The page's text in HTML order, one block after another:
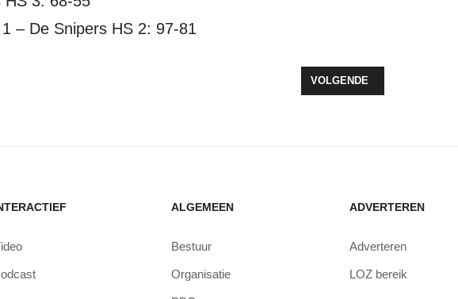
– De Snipers HS 2: 97-81
WOLDERWIJD/DYZLE BEGINT VELDCOMPETITIE MET NEDERLAAGVOLGENDE ARTIKEL:
VOLGENDE
ALGEMEEN
Bestuur
Organisatie
ADVERTEREN
Adverteren
LOZ bereik